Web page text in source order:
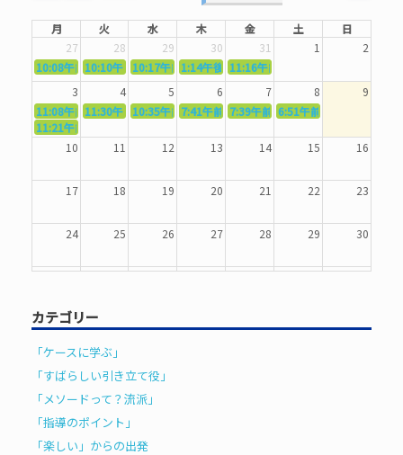
月 火 水 木 金 土
日
27
28 29 30 31 1
2
10:08午前
5362．～国語力を〜
10:10午前5363．～自信を〜
10:17午前 5364．～信じて待つ〜
1:14午後 5365．～計画的に〜
11:16午前
3
4 5 6 7 8
9
11:08午前
5367．～機能を育てる〜
11:30午前5369．～歌唱造形〜
10:35午前 5370．～バランスを〜
7:41午前 5371．～漢字学習〜
7:39午前 5372．～一歩引く〜
6:51午前
11:21午前
10
11 12 13 14 15 16
17 18 19 20 21 22 23
24 25 26 27 28 29 30
31 1 2 3 4 5 6
カテゴリー
「ケースに学ぶ」
「すばらしい引き立て役」
「メソードって？流派」
「指導のポイント」
「楽しい」からの出発